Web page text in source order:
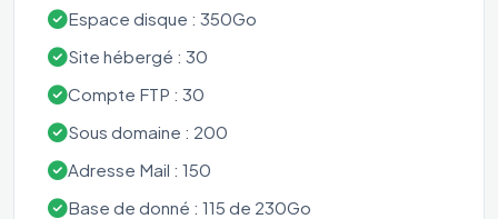
Espace disque : 350Go
Site hébergé : 30
Compte FTP : 30
Sous domaine : 200
Adresse Mail : 150
Base de donné : 115 de 230Go